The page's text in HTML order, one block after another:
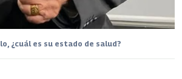
¿cuál es su estado de salud?